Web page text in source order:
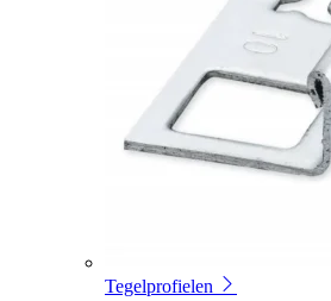
Tegelprofielen